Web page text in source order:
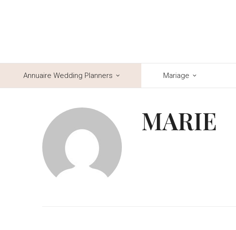
Annuaire Wedding Planners Mariage
MARIE